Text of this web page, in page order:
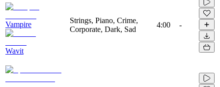
Vampire
Wavit
Strings, Piano, Crime,
Corporate, Dark, Sad
4:00 -